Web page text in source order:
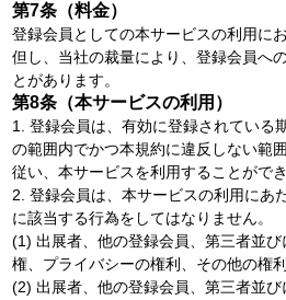
第7条（料金）
登録会員としての本サービスの利用に
但し、当社の裁量により、登録会員へ
とがあります。
第8条（本サービスの利用）
1. 登録会員は、有効に登録されている
の範囲内でかつ本規約に違反しない範
従い、本サービスを利用することができ
2. 登録会員は、本サービスの利用にあ
に該当する行為をしてはなりません。
(1) 出展者、他の登録会員、第三者並
権、プライバシーの権利、その他の権
(2) 出展者、他の登録会員、第三者並